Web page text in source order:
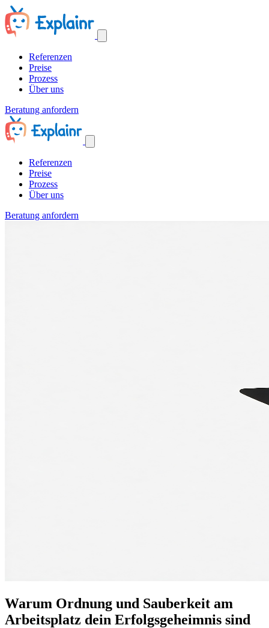
Referenzen
Preise
Prozess
Über uns
Beratung anfordern
Referenzen
Preise
Prozess
Über uns
Beratung anfordern
Warum Ordnung und Sauberkeit am
Arbeitsplatz dein Erfolgsgeheimnis sind